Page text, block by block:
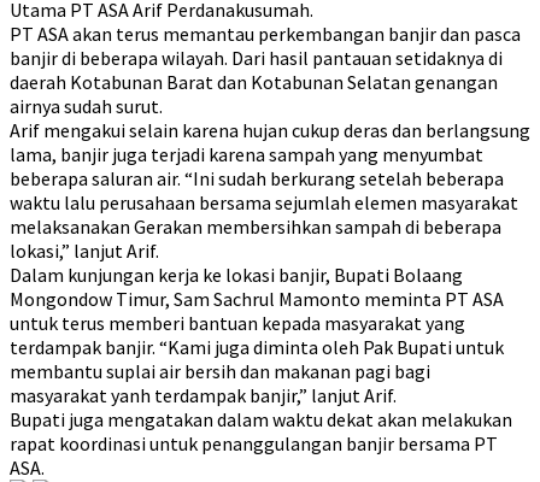
Utama PT ASA Arif Perdanakusumah.
PT ASA akan terus memantau perkembangan banjir dan pasca
banjir di beberapa wilayah. Dari hasil pantauan setidaknya di
daerah Kotabunan Barat dan Kotabunan Selatan genangan
airnya sudah surut.
Arif mengakui selain karena hujan cukup deras dan berlangsung
lama, banjir juga terjadi karena sampah yang menyumbat
beberapa saluran air. “Ini sudah berkurang setelah beberapa
waktu lalu perusahaan bersama sejumlah elemen masyarakat
melaksanakan Gerakan membersihkan sampah di beberapa
lokasi,” lanjut Arif.
Dalam kunjungan kerja ke lokasi banjir, Bupati Bolaang
Mongondow Timur, Sam Sachrul Mamonto meminta PT ASA
untuk terus memberi bantuan kepada masyarakat yang
terdampak banjir. “Kami juga diminta oleh Pak Bupati untuk
membantu suplai air bersih dan makanan pagi bagi
masyarakat yanh terdampak banjir,” lanjut Arif.
Bupati juga mengatakan dalam waktu dekat akan melakukan
rapat koordinasi untuk penanggulangan banjir bersama PT
ASA.